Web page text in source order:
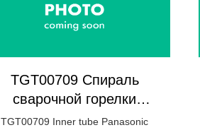
TGT00709 Спираль
сварочной горелки
Panasonic
TGT00709 Inner tube Panasonic